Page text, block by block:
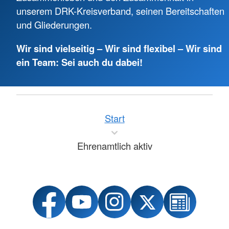
unserem DRK-Kreisverband, seinen Bereitschaften
und Gliederungen.
Wir sind vielseitig – Wir sind flexibel – Wir sind
ein Team: Sei auch du dabei!
Start
Ehrenamtlich aktiv